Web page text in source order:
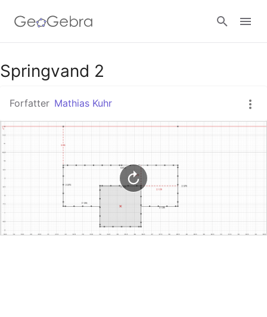
Google Classroom
GeoGebra Classroom
Log ind
Springvand 2
Forfatter Mathias Kuhr